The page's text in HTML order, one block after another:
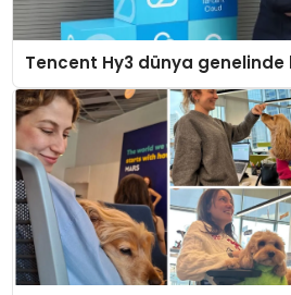
Tencent Hy3 dünya genelinde